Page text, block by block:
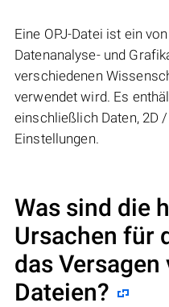
Eine OPJ-Datei ist ein
Datenanalyse- und
verschiedenen
verwendet wird. Es
einschließlich Daten, 2D
Einstellungen.
Was sind die
Ursachen für
das Versagen
Dateien?